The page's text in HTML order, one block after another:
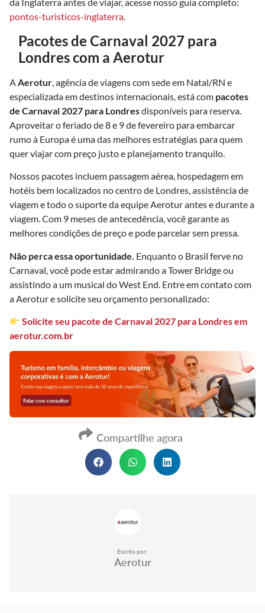
da Inglaterra antes de viajar, acesse nosso guia completo:
pontos-turisticos-inglaterra.
Pacotes de Carnaval 2027 para
Londres com a Aerotur
A Aerotur , agência de viagens com sede em Natal/RN e
especializada em destinos internacionais, está com pacotes
de Carnaval 2027 para Londresdisponíveis para reserva.
Aproveitar o feriado de 8 e 9 de fevereiro para embarcar
rumo à Europa é uma das melhores estratégias para quem
quer viajar com preço justo e planejamento tranquilo.
Nossos pacotes incluem passagem aérea, hospedagem em
hotéis bem localizados no centro de Londres, assistência de
viagem e todo o suporte da equipe Aerotur antes e durante a
viagem. Com 9 meses de antecedência, você garante as
melhores condições de preço e pode parcelar sem pressa.
Não perca essa oportunidade. Enquanto o Brasil ferve no
Carnaval, você pode estar admirando a Tower Bridge ou
assistindo a um musical do West End. Entre em contato com
a Aerotur e solicite seu orçamento personalizado:
Solicite seu pacote de Carnaval 2027 para Londres em
aerotur.com.br
Compartilhe agora
Escrito por:
Aerotur